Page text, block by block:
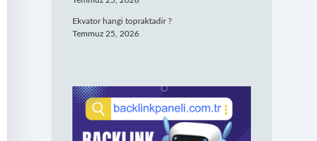
Ekvator hangi topraktadir ?
Temmuz 25, 2026